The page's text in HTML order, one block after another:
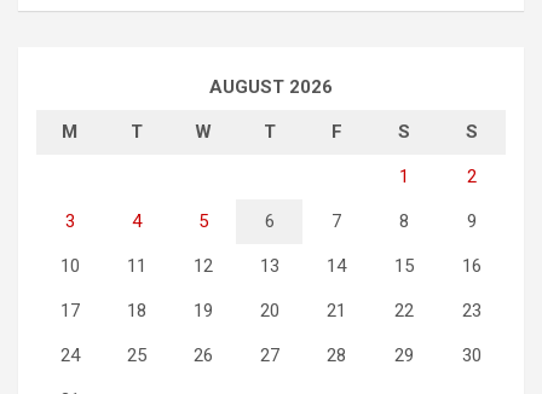
AUGUST 2026
M T W T F S S
1 2
3 4 5 6 7 8 9
10 11 12 13 14 15 16
17 18 19 20 21 22 23
24 25 26 27 28 29 30